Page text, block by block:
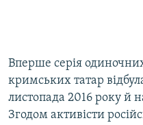
Вперше серія
кримських татар
листопада 2016 року й
Згодом активісти